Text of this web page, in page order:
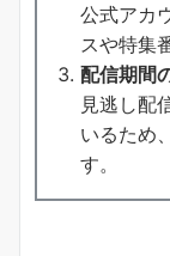
公式アカ
スや特集
配信期間
見逃し配
いるため
す。